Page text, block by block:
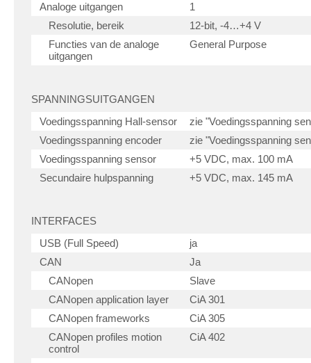
Analoge uitgangen
1
Resolutie, bereik
12-bit, -4…+4 V
Functies van de analoge
uitgangen
General Purpose
SPANNINGSUITGANGEN
Voedingsspanning Hall-sensor
zie "Voedingsspanning
Voedingsspanning encoder
zie "Voedingsspanning
Voedingsspanning sensor
+5 VDC, max. 100 mA
Secundaire hulpspanning
+5 VDC, max. 145 mA
INTERFACES
USB (Full Speed)
ja
CAN
Ja
CANopen
Slave
CANopen application layer
CiA 301
CANopen frameworks
CiA 305
CANopen profiles motion
control
CiA 402